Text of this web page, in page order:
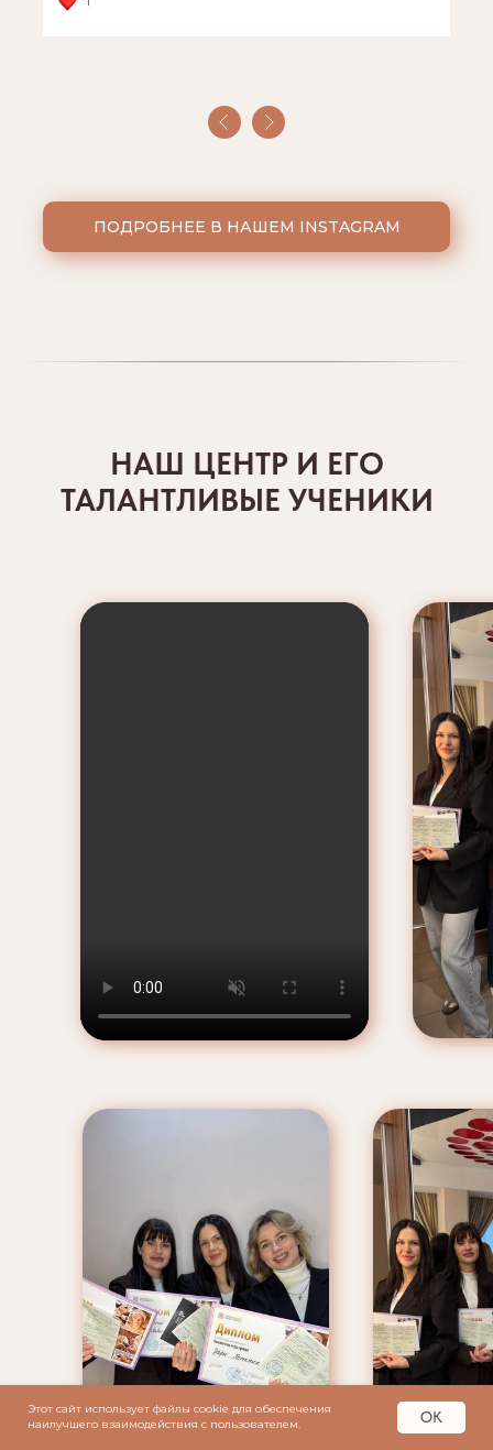
ПОДРОБНЕЕ В НАШЕМ INSTAGRAM
НАШ ЦЕНТР И ЕГО
ТАЛАНТЛИВЫЕ УЧЕНИКИ
Этот сайт использует файлы cookie для обеспечения
наилучшего взаимодействия с пользователем.
OK